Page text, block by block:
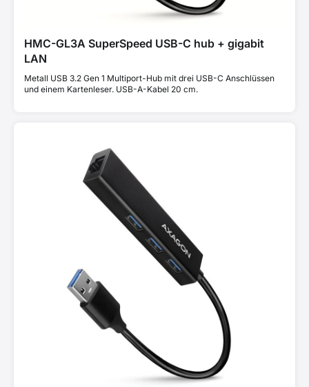
HMC-GL3A SuperSpeed USB-C hub + gigabit
LAN
Metall USB 3.2 Gen 1 Multiport-Hub mit drei USB-C Anschlüssen
und einem Kartenleser. USB-A-Kabel 20 cm.